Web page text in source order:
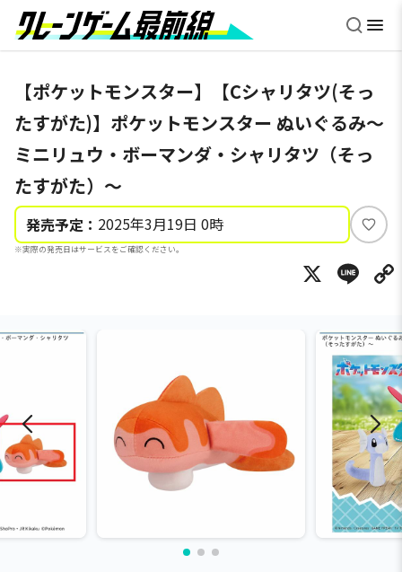
【ポケットモンスター】【Cシャリタツ(そっ
たすがた)】ポケットモンスター ぬいぐるみ～
ミニリュウ・ボーマンダ・シャリタツ（そっ
たすがた）～
発売予定： 2025年3月19日 0時
※実際の発売日はサービスをご確認ください。
い
ね
X